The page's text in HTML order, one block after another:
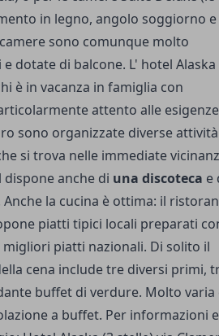
in legno, angolo soggiorno e
sono comunque molto
dotate di balcone. L' hotel Alaska
è in vacanza in famiglia con
attento alle esigenze
sono organizzate diverse attività
si trova nelle immediate
anche di una discoteca e
Anche la cucina è ottima: il
piatti tipici locali preparati
piatti nazionali. Di solito il
cena include tre diversi primi,
buffet di verdure. Molto varia
a buffet. Per informazioni e